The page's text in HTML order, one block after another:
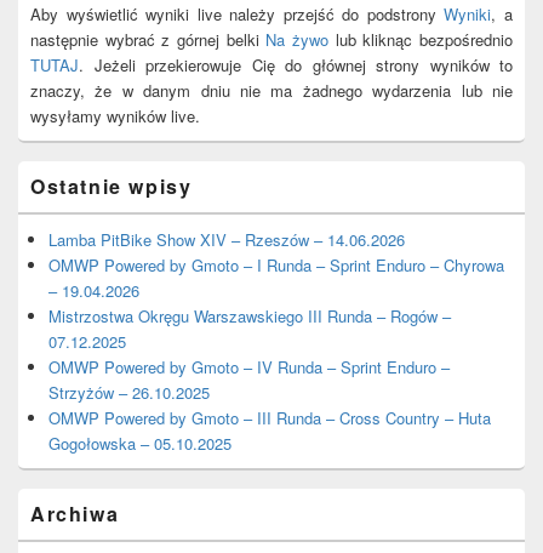
Aby wyświetlić wyniki live należy przejść do podstronyWyniki, a
następnie wybrać z górnej belki Na żywo lub kliknąc bezpośrednio
TUTAJ. Jeżeli przekierowuje Cię do głównej strony wyników to
znaczy, że w danym dniu nie ma żadnego wydarzenia lub nie
wysyłamy wyników live.
Ostatnie wpisy
Lamba PitBike Show XIV – Rzeszów – 14.06.2026
OMWP Powered by Gmoto – I Runda – Sprint Enduro – Chyrowa
– 19.04.2026
Mistrzostwa Okręgu Warszawskiego III Runda – Rogów –
07.12.2025
OMWP Powered by Gmoto – IV Runda – Sprint Enduro –
Strzyżów – 26.10.2025
OMWP Powered by Gmoto – III Runda – Cross Country – Huta
Gogołowska – 05.10.2025
Archiwa